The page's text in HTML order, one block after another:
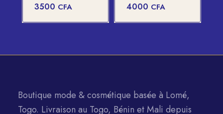
3500 CFA 4000 CFA
Boutique mode & cosmétique basée à Lomé,
Togo. Livraison au Togo, Bénin et Mali depuis